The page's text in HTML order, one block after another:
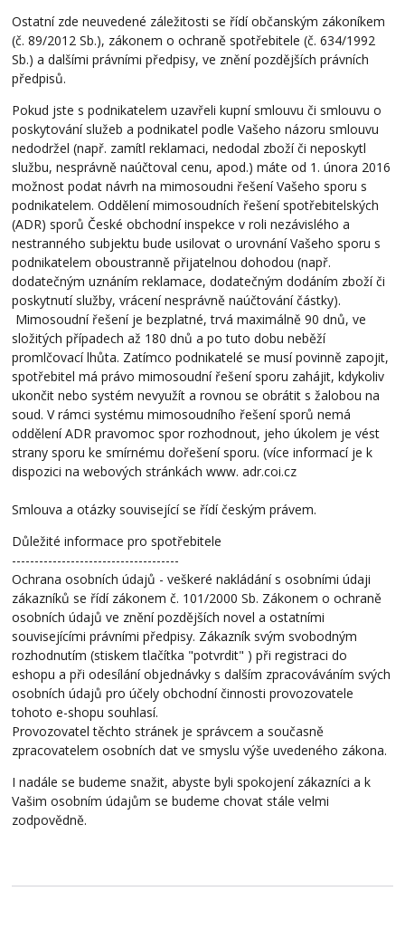
Ostatní zde neuvedené záležitosti se řídí občanským zákoníkem
(č. 89/2012 Sb.), zákonem o ochraně spotřebitele (č. 634/1992
Sb.) a dalšími právními předpisy, ve znění pozdějších právních
předpisů.
Pokud jste s podnikatelem uzavřeli kupní smlouvu či smlouvu o
poskytování služeb a podnikatel podle Vašeho názoru smlouvu
nedodržel (např. zamítl reklamaci, nedodal zboží či neposkytl
službu, nesprávně naúčtoval cenu, apod.) máte od 1. února 2016
možnost podat návrh na mimosoudni řešení Vašeho sporu s
podnikatelem. Oddělení mimosoudních řešení spotřebitelských
(ADR) sporů České obchodní inspekce v roli nezávislého a
nestranného subjektu bude usilovat o urovnání Vašeho sporu s
podnikatelem oboustranně přijatelnou dohodou (např.
dodatečným uznáním reklamace, dodatečným dodáním zboží či
poskytnutí služby, vrácení nesprávně naúčtování částky).
Mimosoudní řešení je bezplatné, trvá maximálně 90 dnů, ve
složitých případech až 180 dnů a po tuto dobu neběží
promlčovací lhůta. Zatímco podnikatelé se musí povinně zapojit,
spotřebitel má právo mimosoudní řešení sporu zahájit, kdykoliv
ukončit nebo systém nevyužít a rovnou se obrátit s žalobou na
soud. V rámci systému mimosoudního řešení sporů nemá
oddělení ADR pravomoc spor rozhodnout, jeho úkolem je vést
strany sporu ke smírnému dořešení sporu. (více informací je k
dispozici na webových stránkách www. adr.coi.cz
Smlouva a otázky související se řídí českým právem.
Důležité informace pro spotřebitele
-------------------------------------
Ochrana osobních údajů - veškeré nakládání s osobními údaji
zákazníků se řídí zákonem č. 101/2000 Sb. Zákonem o ochraně
osobních údajů ve znění pozdějších novel a ostatními
souvisejícími právními předpisy. Zákazník svým svobodným
rozhodnutím (stiskem tlačítka "potvrdit" ) při registraci do
eshopu a při odesílání objednávky s dalším zpracováváním svých
osobních údajů pro účely obchodní činnosti provozovatele
tohoto e-shopu souhlasí.
Provozovatel těchto stránek je správcem a současně
zpracovatelem osobních dat ve smyslu výše uvedeného zákona.
I nadále se budeme snažit, abyste byli spokojení zákazníci a k
Vašim osobním údajům se budeme chovat stále velmi
zodpovědně.